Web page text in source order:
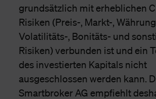
grundsätzlich mit erheblichen
Risiken (Preis-, Markt-,
Volatilitäts-, Bonitäts- und
Risiken) verbunden ist und ein
des investierten Kapitals nicht
ausgeschlossen werden kann.
Smartbroker AG empfiehlt